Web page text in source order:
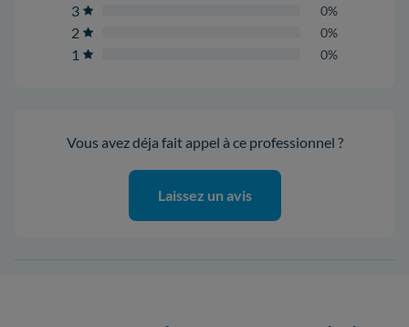
3 0%
2 0%
1 0%
Vous avez déja fait appel à ce professionnel ?
Laissez un avis